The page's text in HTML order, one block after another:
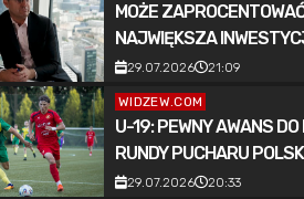
MOŻE
NAJWIĘKSZA
WIDZEWA ŁÓDŹ
29.07.2026 21:09
WIDZEW.COM
U-19: PEWNY AWANS
RUNDY PUCHARU
29.07.2026 20:33